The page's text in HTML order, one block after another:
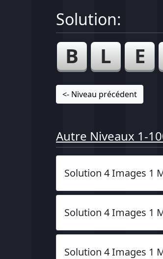
Solution:
B L E
<- Niveau précédent
Autre Niveaux 1-
Solution 4 Images 1
Solution 4 Images 1
Solution 4 Images 1